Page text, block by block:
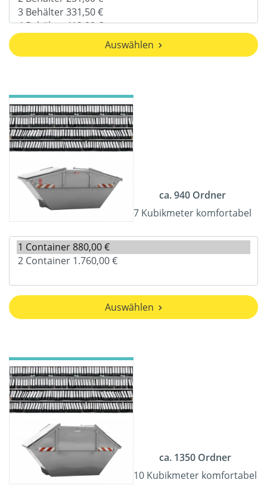
Auswählen
ca. 940 Ordner
7 Kubikmeter komfortabel
Auswählen
ca. 1350 Ordner
10 Kubikmeter komfortabel